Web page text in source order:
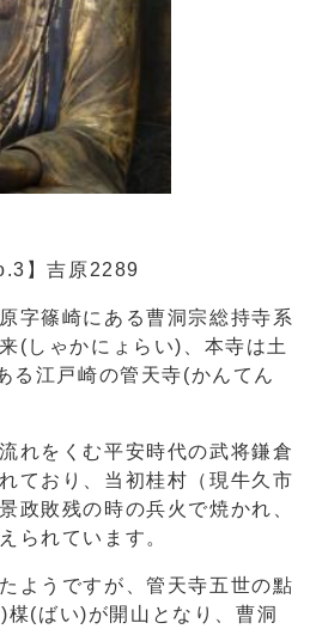
】吉原2289
字篠崎にある曹洞宗総持寺系
(しゃかにょらい)、本寺は土
る江戸崎の管天寺(かんてん
れをくむ平安時代の武将鎌倉
ており、当初桂村（現牛久市
政敗残の時の兵火で焼かれ、
られています。
ようですが、管天寺五世の點
(ばい)が開山となり、曹洞